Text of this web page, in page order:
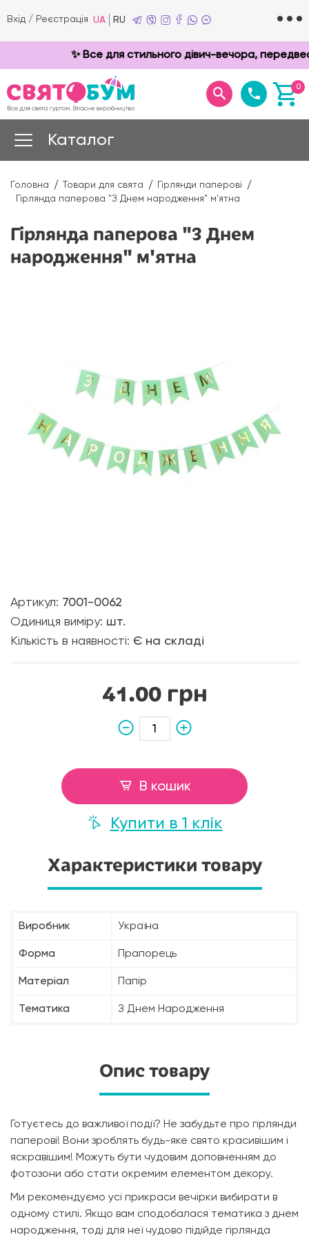
Вхід / Реєстрація UA RU
✨ Все для стильного дівич-вечора,
0
Каталог
Головна Товари для свята
Гірлянди паперові
Гірлянда паперова "З Днем народження" м'ятна
Гірлянда паперова "З Днем
народження" м'ятна
Артикул: 7001-0062
Одиниця виміру: шт.
Кількість в наявності: Є на складі
41.00 грн
В кошик
Купити в 1 клік
Характеристики товару
Виробник Україна
Форма Прапорець
Матеріал Папір
Тематика З Днем Народження
Опис товару
Готуєтесь до важливої події? Не забудьте про гірлянди
паперові! Вони зроблять будь-яке свято красивішим і
яскравішим! Можуть бути чудовим доповненням до
фотозони або стати окремим елементом декору.
Ми рекомендуємо усі прикраси вечірки вибирати в
одному стилі. Якщо вам сподобалася тематика з днем
народження, тоді для неї чудово підійде гірлянда